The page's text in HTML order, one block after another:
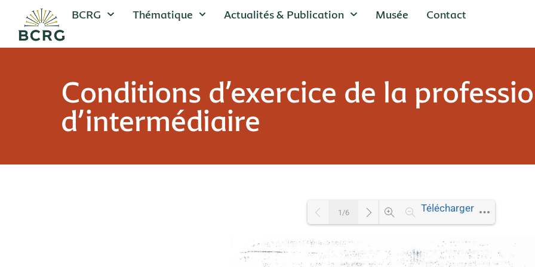
BCRG Thématique Actualités & Publication Musée Contact
Conditions d’exercice de la
d’intermédiaire
1/6 Télécharger